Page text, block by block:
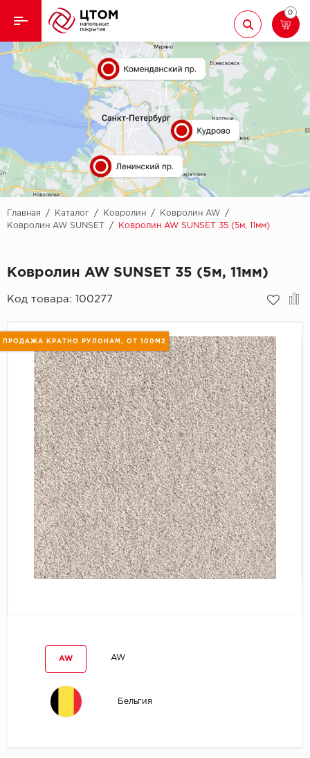
Назад
Кварцвиниловая плитка
Назад
Aberhof
Adelar
Alfa
AllureFloor
Alpine floor
Arbiton
Berry Alloc
Bohofloor
Bonkeel
Classen
CorkArt Vinyl
CronaFloor
Damy Floor
Decoria
Dolce Flooring
Ламинат
Ковролин
Линолеум
Паркет
Плинтус
Подложка
0
Главная / Каталог / Ковролин / Ковролин AW
/
Ковролин AW SUNSET
/ Ковролин AW SUNSET 35 (5м, 11мм)
Ковролин AW SUNSET 35 (5м, 11мм)
Код товара: 100277
ПРОДАЖА КРАТНО РУЛОНАМ, ОТ 100М2
AW AW
Бельгия